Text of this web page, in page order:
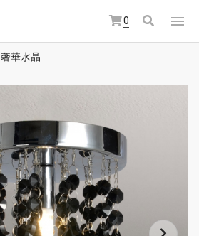
0
奢華水晶